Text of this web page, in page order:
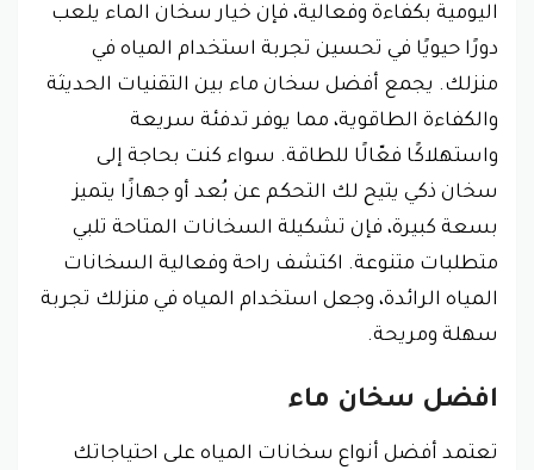
اليومية بكفاءة وفعالية، فإن خيار سخان الماء يلعب
دورًا حيويًا في تحسين تجربة استخدام المياه في
منزلك. يجمع أفضل سخان ماء بين التقنيات الحديثة
والكفاءة الطاقوية، مما يوفر تدفئة سريعة
واستهلاكًا فعّالًا للطاقة. سواء كنت بحاجة إلى
سخان ذكي يتيح لك التحكم عن بُعد أو جهازًا يتميز
بسعة كبيرة، فإن تشكيلة السخانات المتاحة تلبي
متطلبات متنوعة. اكتشف راحة وفعالية السخانات
المياه الرائدة، وجعل استخدام المياه في منزلك تجربة
سهلة ومريحة.
افضل سخان ماء
تعتمد أفضل أنواع سخانات المياه على احتياجاتك